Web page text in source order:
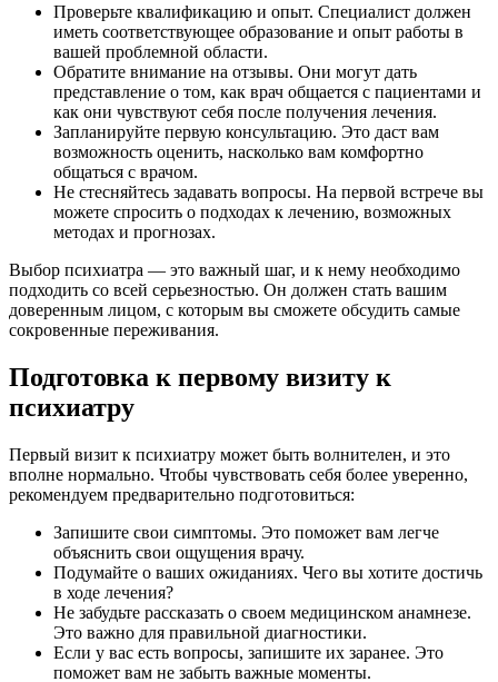
Проверьте квалификацию и опыт. Специалист должен
иметь соответствующее образование и опыт работы в
вашей проблемной области.
Обратите внимание на отзывы. Они могут дать
представление о том, как врач общается с пациентами и
как они чувствуют себя после получения лечения.
Запланируйте первую консультацию. Это даст вам
возможность оценить, насколько вам комфортно
общаться с врачом.
Не стесняйтесь задавать вопросы. На первой встрече вы
можете спросить о подходах к лечению, возможных
методах и прогнозах.
Выбор психиатра — это важный шаг, и к нему необходимо
подходить со всей серьезностью. Он должен стать вашим
доверенным лицом, с которым вы сможете обсудить самые
сокровенные переживания.
Подготовка к первому визиту к
психиатру
Первый визит к психиатру может быть волнителен, и это
вполне нормально. Чтобы чувствовать себя более уверенно,
рекомендуем предварительно подготовиться:
Запишите свои симптомы. Это поможет вам легче
объяснить свои ощущения врачу.
Подумайте о ваших ожиданиях. Чего вы хотите достичь
в ходе лечения?
Не забудьте рассказать о своем медицинском анамнезе.
Это важно для правильной диагностики.
Если у вас есть вопросы, запишите их заранее. Это
поможет вам не забыть важные моменты.